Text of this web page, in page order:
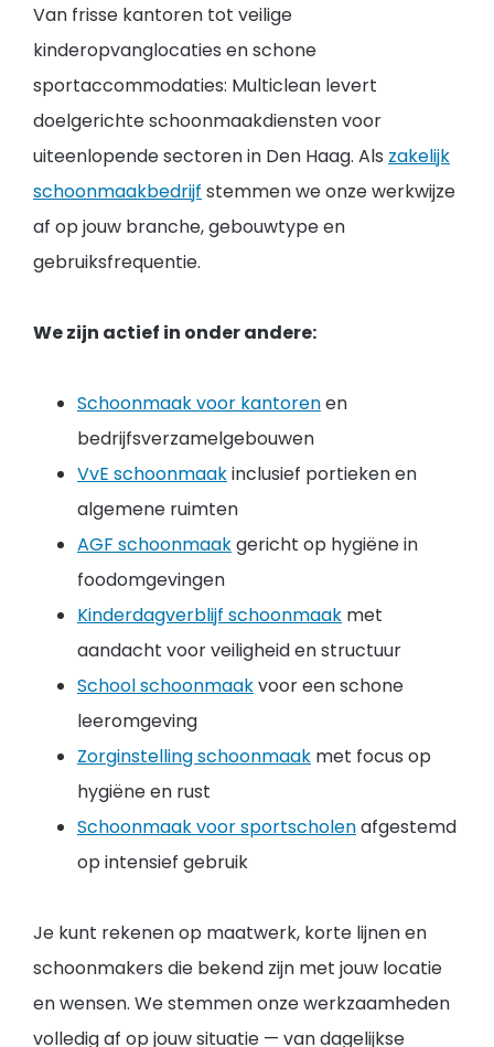
Van frisse kantoren tot veilige
kinderopvanglocaties en schone
sportaccommodaties: Multiclean levert
doelgerichte schoonmaakdiensten voor
uiteenlopende sectoren in Den Haag. Als zakelijk
schoonmaakbedrijf stemmen we onze werkwijze
af op jouw branche, gebouwtype en
gebruiksfrequentie.
We zijn actief in onder andere:
Schoonmaak voor kantorenen
bedrijfsverzamelgebouwen
VvE schoonmaakinclusief portieken en
algemene ruimten
AGF schoonmaakgericht op hygiëne in
foodomgevingen
Kinderdagverblijf schoonmaak met
aandacht voor veiligheid en structuur
School schoonmaakvoor een schone
leeromgeving
Zorginstelling schoonmaak met focus op
hygiëne en rust
Schoonmaak voor sportscholenafgestemd
op intensief gebruik
Je kunt rekenen op maatwerk, korte lijnen en
schoonmakers die bekend zijn met jouw locatie
en wensen. We stemmen onze werkzaamheden
volledig af op jouw situatie — van dagelijkse